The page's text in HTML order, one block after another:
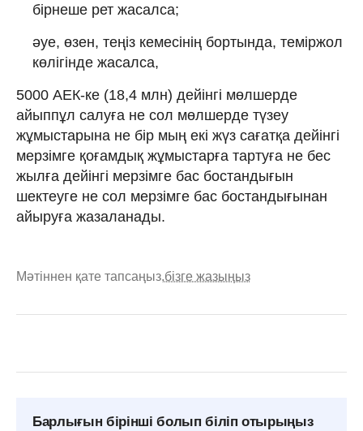
бiрнеше рет жасалса;
әуе, өзен, теңіз кемесінің бортында, теміржол
көлігінде жасалса,
5000 АЕК-ке (18,4 млн) дейiнгi мөлшерде
айыппұл салуға не сол мөлшерде түзеу
жұмыстарына не бір мың екі жүз сағатқа дейінгі
мерзімге қоғамдық жұмыстарға тартуға не бес
жылға дейiнгi мерзiмге бас бостандығын
шектеуге не сол мерзiмге бас бостандығынан
айыруға жазаланады.
Мәтіннен қате тапсаңыз,бізге жазыңыз
Барлығын бірінші болып біліп отырыңыз